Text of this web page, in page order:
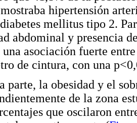
hipertensión
mellitus tipo 2.
abdominal y presencia
una asociación fuerte
de cintura, con una
parte, la obesidad y el
de la zona
que oscilaron